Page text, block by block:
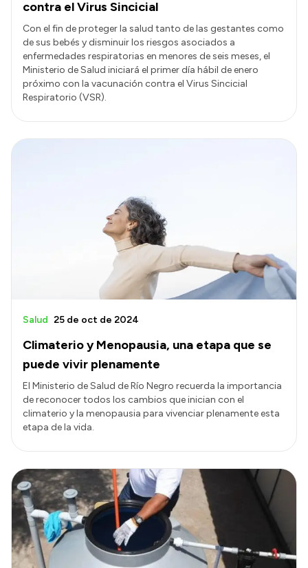
contra el Virus Sincicial
Con el fin de proteger la salud tanto de las gestantes como
de sus bebés y disminuir los riesgos asociados a
enfermedades respiratorias en menores de seis meses, el
Ministerio de Salud iniciará el primer día hábil de enero
próximo con la vacunación contra el Virus Sincicial
Respiratorio (VSR).
Climaterio y Menopausia, una etapa que se
puede vivir plenamente
Salud 25 de oct de 2024
El Ministerio de Salud de Río Negro recuerda la importancia
de reconocer todos los cambios que inician con el
climaterio y la menopausia para vivenciar plenamente esta
etapa de la vida.